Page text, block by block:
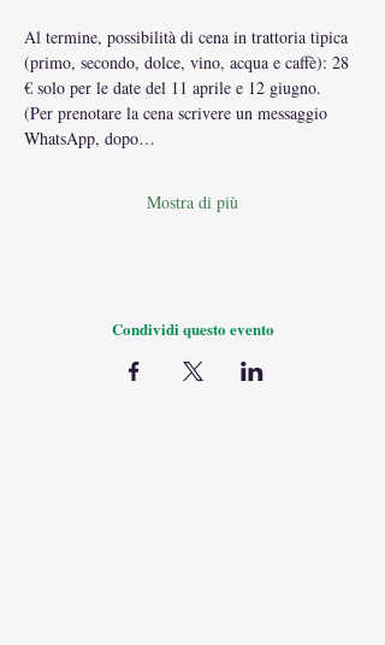
Al termine, possibilità di cena in trattoria tipica
(primo, secondo, dolce, vino, acqua e caffè): 28
€ solo per le date del 11 aprile e 12 giugno.
(Per prenotare la cena scrivere un messaggio
WhatsApp, dopo…
Mostra di più
Condividi questo evento